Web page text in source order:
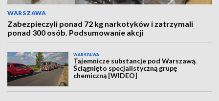
WARSZAWA
Zabezpieczyli ponad 72 kg narkotyków i zatrzymali
ponad 300 osób. Podsumowanie akcji
WARSZAWA
Tajemnicze substancje pod Warszawą.
Ściągnięto specjalistyczną grupę
chemiczną [WIDEO]